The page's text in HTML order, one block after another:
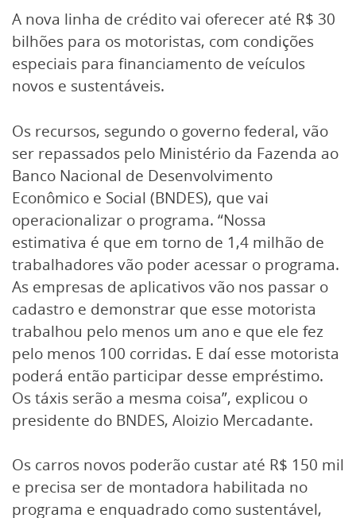
A nova linha de crédito vai oferecer até R$ 30
bilhões para os motoristas, com condições
especiais para financiamento de veículos
novos e sustentáveis.
Os recursos, segundo o governo federal, vão
ser repassados pelo Ministério da Fazenda ao
Banco Nacional de Desenvolvimento
Econômico e Social (BNDES), que vai
operacionalizar o programa. “Nossa
estimativa é que em torno de 1,4 milhão de
trabalhadores vão poder acessar o programa.
As empresas de aplicativos vão nos passar o
cadastro e demonstrar que esse motorista
trabalhou pelo menos um ano e que ele fez
pelo menos 100 corridas. E daí esse motorista
poderá então participar desse empréstimo.
Os táxis serão a mesma coisa”, explicou o
presidente do BNDES, Aloizio Mercadante.
Os carros novos poderão custar até R$ 150 mil
e precisa ser de montadora habilitada no
programa e enquadrado como sustentável,